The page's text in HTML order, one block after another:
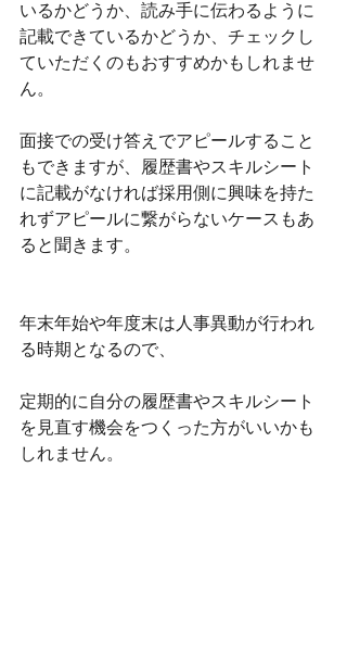
いるかどうか、読み手に伝わるように
記載できているかどうか、チェックし
ていただくのもおすすめかもしれませ
ん。
面接での受け答えでアピールすること
もできますが、履歴書やスキルシート
に記載がなければ採用側に興味を持た
れずアピールに繋がらないケースもあ
ると聞きます。
年末年始や年度末は人事異動が行われ
る時期となるので、
定期的に自分の履歴書やスキルシート
を見直す機会をつくった方がいいかも
しれません。